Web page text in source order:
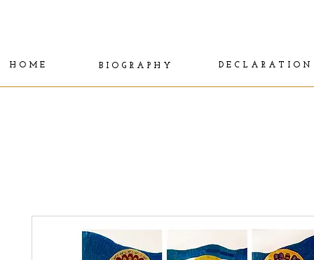
H O M E B I O G R A P H Y D E C L A R A T I O N